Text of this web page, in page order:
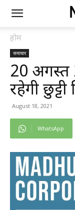
होम
समाचार
20 अगस्त
रहेगी छुट्टी
August 18, 2021
WhatsApp